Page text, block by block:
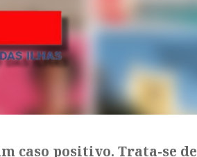
caso positivo. Trata-se de